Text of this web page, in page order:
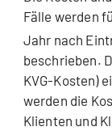
Fälle werden
Jahr nach
beschrieben.
KVG-Kosten)
werden die
Klienten und